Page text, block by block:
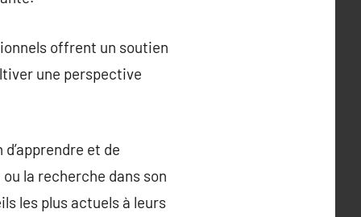
offrent un soutien
une perspective
et de
la recherche dans son
les plus actuels à leurs